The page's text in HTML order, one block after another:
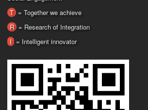
T = Together we achieve
R = Research of Integration
I = Intelligent innovator